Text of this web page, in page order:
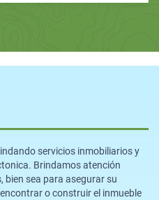
servicios inmobiliarios y
Brindamos atención
bien sea para asegurar su
o construir el inmueble